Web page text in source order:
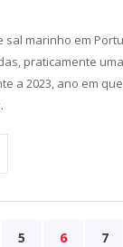
sal marinho em
praticamente
a 2023, ano em
5 6 7